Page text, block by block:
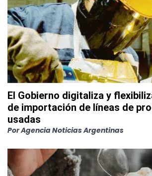
El Gobierno digitaliza y
de importación de líneas de
usadas
PorAgencia Noticias Argentinas